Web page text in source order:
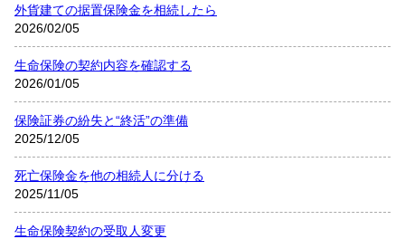
外貨建ての据置保険金を相続したら
2026/02/05
生命保険の契約内容を確認する
2026/01/05
保険証券の紛失と“終活”の準備
2025/12/05
死亡保険金を他の相続人に分ける
2025/11/05
生命保険契約の受取人変更